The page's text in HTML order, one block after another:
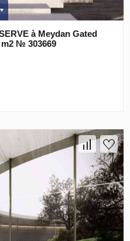
à Meydan Gated
m2 № 303669